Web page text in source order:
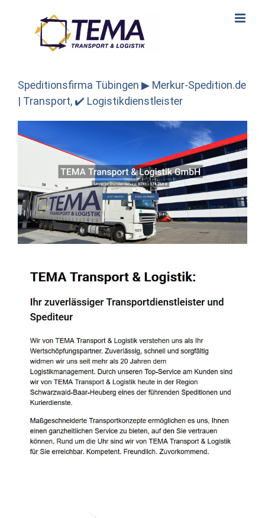
Speditionsfirma Tübingen ▶︎ Merkur-Spedition.de
| Transport, ✔️ Logistikdienstleister